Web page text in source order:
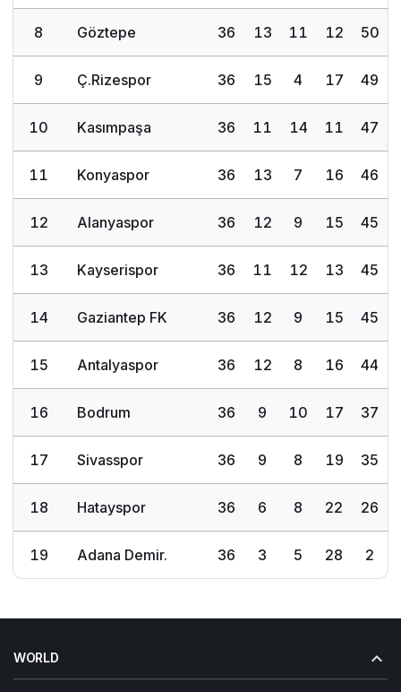
8 Göztepe 36 13 11 12 50
9 Ç.Rizespor 36 15 4 17 49
10 Kasımpaşa 36 11 14 11 47
11 Konyaspor 36 13 7 16 46
12 Alanyaspor 36 12 9 15 45
13 Kayserispor 36 11 12 13 45
14 Gaziantep FK 36 12 9 15 45
15 Antalyaspor 36 12 8 16 44
16 Bodrum 36 9 10 17 37
17 Sivasspor 36 9 8 19 35
18 Hatayspor 36 6 8 22 26
19 Adana Demir. 36 3 5 28 2
WORLD